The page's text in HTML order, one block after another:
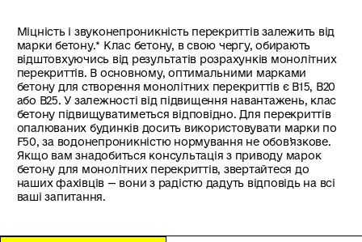
Міцність і звуконепроникність перекриттів залежить від
марки бетону.* Клас бетону, в свою чергу, обирають
відштовхуючись від результатів розрахунків монолітних
перекриттів. В основному, оптимальними марками
бетону для створення монолітних перекриттів є B15, B20
або B25. У залежності від підвищення навантажень, клас
бетону підвищуватиметься відповідно. Для перекриттів
опалюваних будинків досить використовувати марки по
F50, за водонепроникністю нормування не обов’язкове.
Якщо вам знадобиться консультація з приводу марок
бетону для монолітних перекриттів, звертайтеся до
наших фахівців — вони з радістю дадуть відповідь на всі
ваші запитання.